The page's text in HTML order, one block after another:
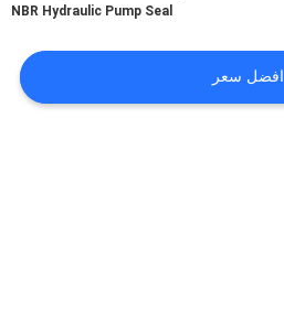
NBR Hydraulic Pump Seal
افضل سعر